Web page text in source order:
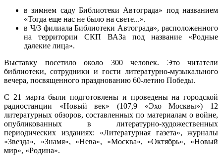
в зимнем саду Библиотеки Автограда» под названием
«Тогда еще нас не было на свете...».
в Ч/З филиала Библиотеки Автограда», расположенного
на территории СКП ВАЗа под название «Родные
далекие лица».
Выставку посетило около 300 человек. Это читатели
библиотеки, сотрудники и гости литературно-музыкального
вечера, посвященного празднованию 60-летию Победы.
С 21 марта были подготовлены и проведены на городской
радиостанции «Новый век» (107,9 «Эхо Москвы») 12
литературных обзоров, составленных по материалам о войне,
опубликованных в литературно-художественных
периодических изданиях: «Литературная газета», журналы
«Звезда», «Знамя», «Нева», «Москва», «Октябрь», «Новый
мир», «Родина».